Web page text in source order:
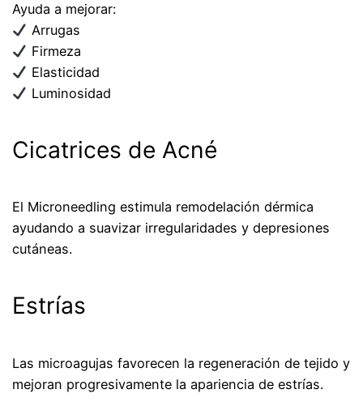
Ayuda a mejorar:
Arrugas
Firmeza
Elasticidad
Luminosidad
Cicatrices de Acné
El Microneedling estimula remodelación dérmica
ayudando a suavizar irregularidades y depresiones
cutáneas.
Estrías
Las microagujas favorecen la regeneración de tejido y
mejoran progresivamente la apariencia de estrías.